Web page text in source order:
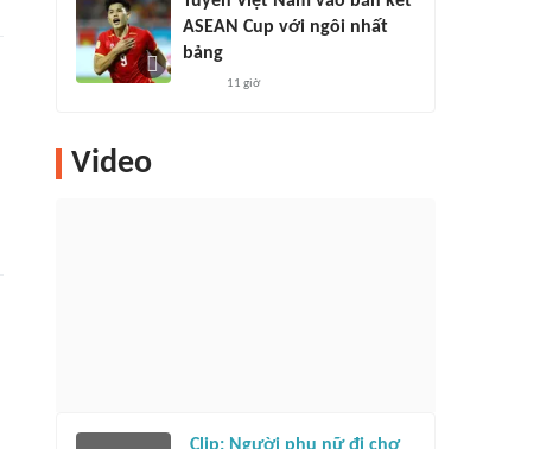
ASEAN Cup với ngôi nhất
bảng
11 giờ
Video